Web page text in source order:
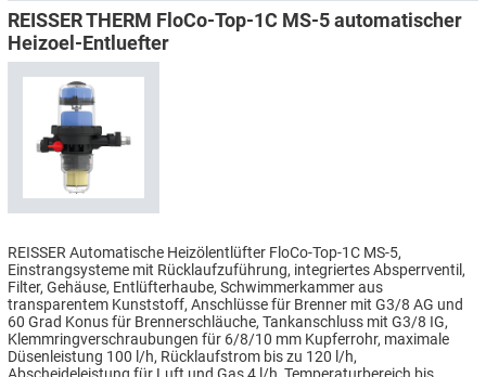
REISSER THERM FloCo-Top-1C MS-5 automatischer
Heizoel-Entluefter
REISSER Automatische Heizölentlüfter FloCo-Top-1C MS-5,
Einstrangsysteme mit Rücklaufzuführung, integriertes Absperrventil,
Filter, Gehäuse, Entlüfterhaube, Schwimmerkammer aus
transparentem Kunststoff, Anschlüsse für Brenner mit G3/8 AG und
60 Grad Konus für Brennerschläuche, Tankanschluss mit G3/8 IG,
Klemmringverschraubungen für 6/8/10 mm Kupferrohr, maximale
Düsenleistung 100 l/h, Rücklaufstrom bis zu 120 l/h,